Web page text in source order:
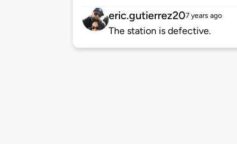
eric.gutierrez207 years ago
The station is defective.